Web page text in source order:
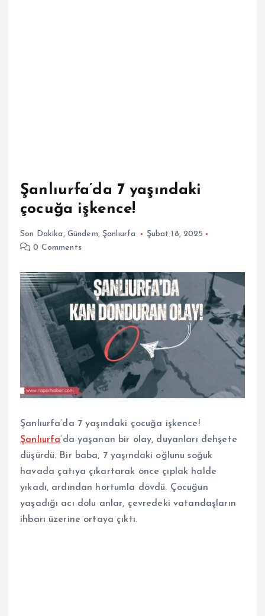
Şanlıurfa’da 7 yaşındaki
çocuğa işkence!
Son Dakika , Gündem, Şanlıurfa
Şubat 18, 2025
0 Comments
Şanlıurfa’da 7 yaşındaki çocuğa işkence!
Şanlıurfa’da yaşanan bir olay, duyanları dehşete
düşürdü. Bir baba, 7 yaşındaki oğlunu soğuk
havada çatıya çıkartarak önce çıplak halde
yıkadı, ardından hortumla dövdü. Çocuğun
yaşadığı acı dolu anlar, çevredeki vatandaşların
ihbarı üzerine ortaya çıktı.